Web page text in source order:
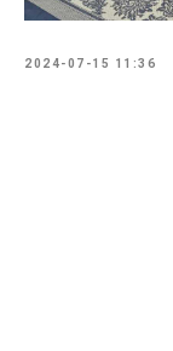
2024-07-15 11:36